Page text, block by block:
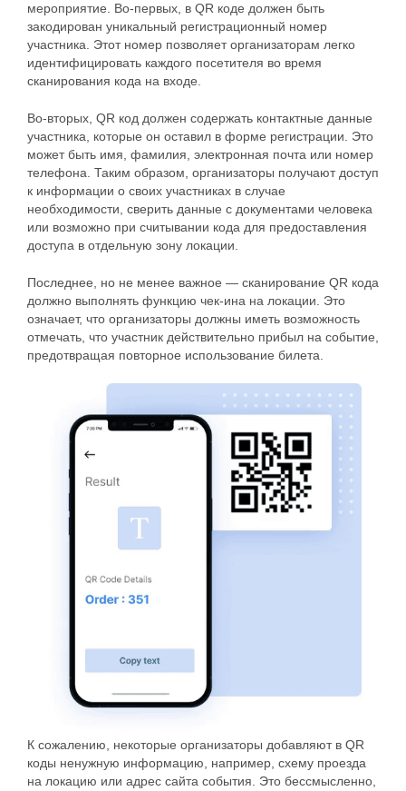
мероприятие. Во-первых, в QR коде должен быть
закодирован уникальный регистрационный номер
участника. Этот номер позволяет организаторам легко
идентифицировать каждого посетителя во время
сканирования кода на входе.
Во-вторых, QR код должен содержать контактные данные
участника, которые он оставил в форме регистрации. Это
может быть имя, фамилия, электронная почта или номер
телефона. Таким образом, организаторы получают доступ
к информации о своих участниках в случае
необходимости, сверить данные с документами человека
или возможно при считывании кода для предоставления
доступа в отдельную зону локации.
Последнее, но не менее важное — сканирование QR кода
должно выполнять функцию чек-ина на локации. Это
означает, что организаторы должны иметь возможность
отмечать, что участник действительно прибыл на событие,
предотвращая повторное использование билета.
К сожалению, некоторые организаторы добавляют в QR
коды ненужную информацию, например, схему проезда
на локацию или адрес сайта события. Это бессмысленно,